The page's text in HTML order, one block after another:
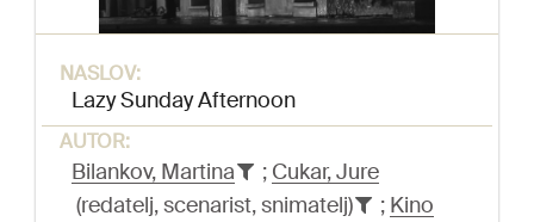
NASLOV:
Lazy Sunday Afternoon
AUTOR:
Bilankov, Martina ; Cukar, Jure
(redatelj, scenarist, snimatelj)
; Kino